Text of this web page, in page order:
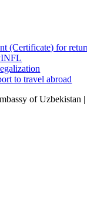
(Certificate) for
to travel abroad
of Uzbekistan |